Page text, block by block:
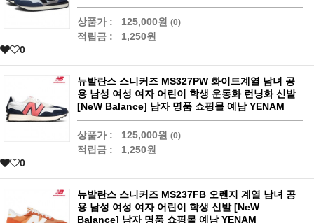
상품가 : 125,000원 (0)
적립금 :
1,250원
0
뉴발란스 스니커즈 MS327PW 화이트계열 남녀 공
용 남성 여성 여자 어린이 학생 운동화 런닝화 신발
[NeW Balance] 남자 명품 쇼핑몰 예남 YENAM
상품가 : 125,000원 (0)
적립금 :
1,250원
0
뉴발란스 스니커즈 MS237FB 오렌지 계열 남녀 공
용 남성 여성 여자 어린이 학생 신발 [NeW
Balance] 남자 명품 쇼핑몰 예남 YENAM